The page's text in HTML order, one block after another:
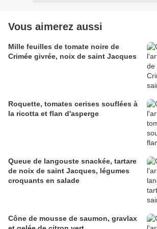
Vous aimerez aussi
Mille feuilles de tomate noire de
Crimée givrée, noix de saint Jacques
Roquette, tomates cerises souflées à
la ricotta et flan d'asperge
Queue de langouste snackée, tartare
de noix de saint Jacques, légumes
croquants en salade
Cône de mousse de saumon, gravlax